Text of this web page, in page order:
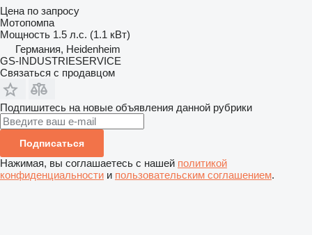
Цена по запросу
Мотопомпа
Мощность 1.5 л.с. (1.1 кВт)
Германия, Heidenheim
GS-INDUSTRIESERVICE
Связаться с продавцом
Подпишитесь на новые объявления данной рубрики
Подписаться
Нажимая, вы соглашаетесь с нашей политикой
конфиденциальности и пользовательским соглашением.